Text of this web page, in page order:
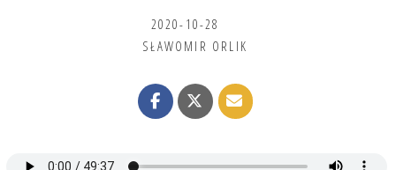
2020-10-28
SŁAWOMIR ORLIK